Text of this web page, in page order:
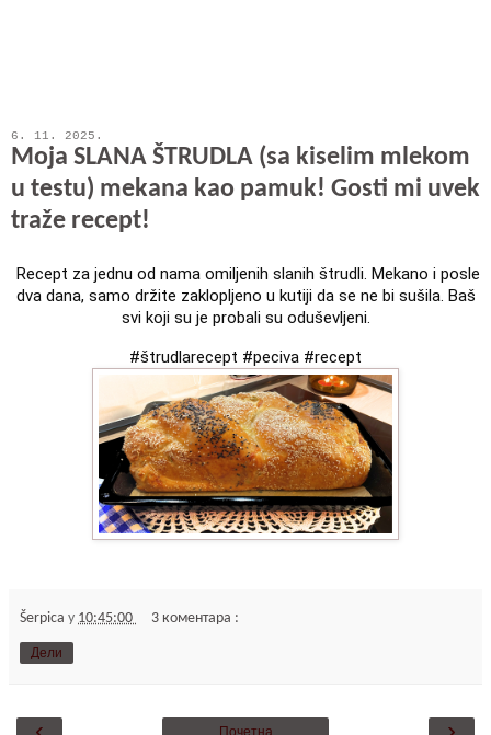
6. 11. 2025.
Moja SLANA ŠTRUDLA (sa kiselim mlekom
u testu) mekana kao pamuk! Gosti mi uvek
traže recept!
Recept za jednu od nama omiljenih slanih štrudli. Mekano i posle
dva dana, samo držite zaklopljeno u kutiji da se ne bi sušila. Baš
svi koji su je probali su oduševljeni.
#štrudlarecept #peciva #recept
Šerpica у 10:45:00 3 коментара :
Дели
Почетна